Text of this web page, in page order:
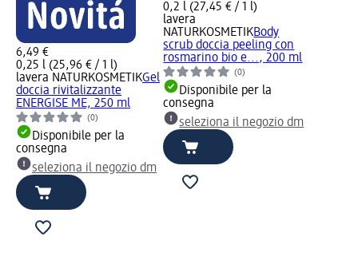
6,49 €
0,25 l (25,96 € / 1 l)
lavera NATURKOSMETIKGel
doccia rivitalizzante
ENERGISE ME, 250 ml
(0)
Disponibile per la
consegna
seleziona il negozio dm
0,2 l (27,45 € / 1 l)
lavera
NATURKOSMETIKBody
scrub doccia peeling con
rosmarino bio e..., 200 ml
(0)
Disponibile per la
consegna
seleziona il negozio dm